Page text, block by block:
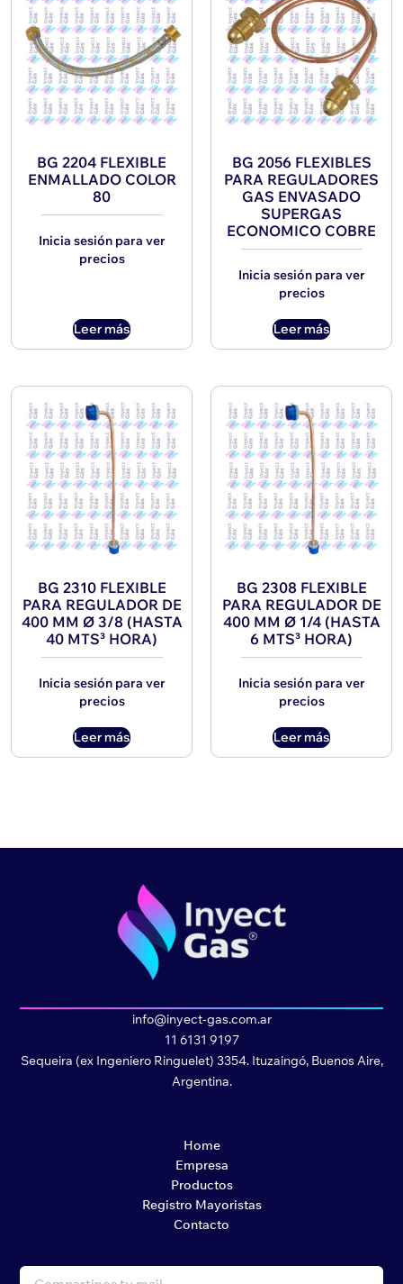
BG 2204 FLEXIBLE
ENMALLADO COLOR
80
Inicia sesión para ver
precios
Leer más
BG 2056 FLEXIBLES
PARA REGULADORES
GAS ENVASADO
SUPERGAS
ECONOMICO COBRE
Inicia sesión para ver
precios
Leer más
BG 2310 FLEXIBLE
PARA REGULADOR DE
400 MM Ø 3/8 (HASTA
40 MTS³ HORA)
Inicia sesión para ver
precios
Leer más
BG 2308 FLEXIBLE
PARA REGULADOR DE
400 MM Ø 1/4 (HASTA
6 MTS³ HORA)
Inicia sesión para ver
precios
Leer más
info@inyect-gas.com.ar
11 6131 9197
Sequeira (ex Ingeniero Ringuelet) 3354. Ituzaingó, Buenos Aire,
Argentina.
Home
Empresa
Productos
Registro Mayoristas
Contacto